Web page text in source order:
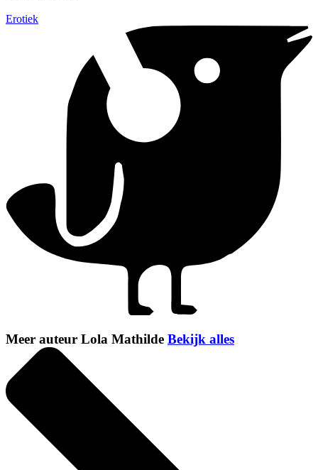
Erotiek
Meer auteur Lola Mathilde Bekijk alles